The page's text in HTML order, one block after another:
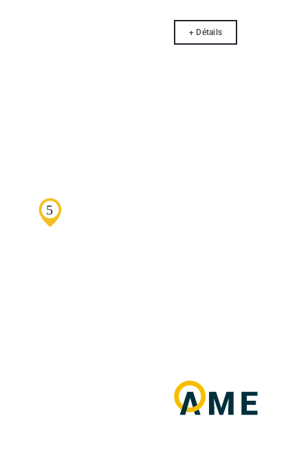
+ Détails